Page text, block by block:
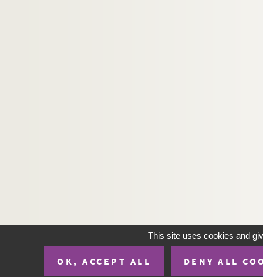
This site uses cookies and
OK, ACCEPT ALL DENY ALL